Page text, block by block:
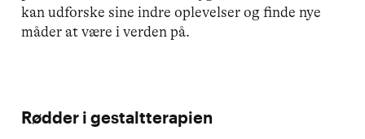
kan udforske sine indre oplevelser og finde nye
måder at være i verden på.
Rødder i gestaltterapien